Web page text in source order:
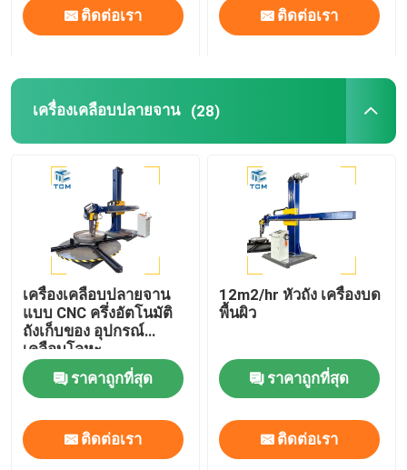
ขัดวัสดุสิ้นเปลือง
เครื่องปั่น
ติดต่อเรา ติดต่อเรา
เครื่องเคลือบปลายจาน (28)
เครื่องเคลือบปลายจาน
แบบ CNC ครึ่งอัตโนมัติ
ถังเก็บของ อุปกรณ์
เคลือบโลหะ
ราคาถูกที่สุด
ติดต่อเรา
12m2/hr หัวถัง เครื่องบด
พื้นผิว
ราคาถูกที่สุด
ติดต่อเรา